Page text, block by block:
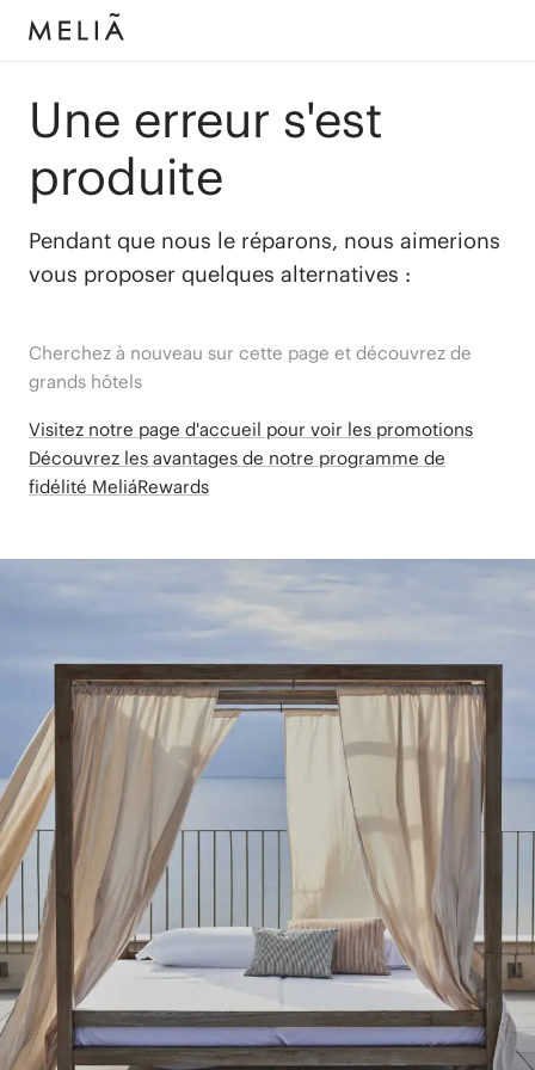
Une erreur s'est
produite
Pendant que nous le réparons, nous aimerions
vous proposer quelques alternatives :
Cherchez à nouveau sur cette page et découvrez de
grands hôtels
Visitez notre page d'accueil pour voir les promotions
Découvrez les avantages de notre programme de
fidélité MeliáRewards